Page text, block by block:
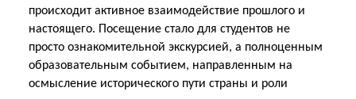
происходит активное взаимодействие прошлого и
настоящего. Посещение стало для студентов не
просто ознакомительной экскурсией, а полноценным
образовательным событием, направленным на
осмысление исторического пути страны и роли